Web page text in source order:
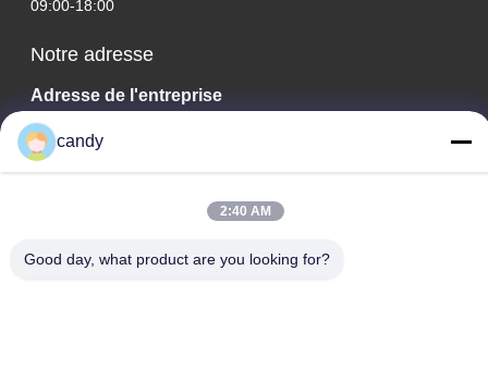
09:00-18:00
Notre adresse
Adresse de l'entreprise
Bureaux 1601-1603, 1606-1608, 1610, N° 21, 5ème RD
JIHUA, QUARTIER ZUMIAO, DISTRICT DE CHANCHENG,
FOSHAN, GUANGDONG, CHINE.
JIHUA, QUARTIER ZUMIAO, DISTRICT DE CHANCHENG,
candy
2:40 AM
Good day, what product are you looking for?